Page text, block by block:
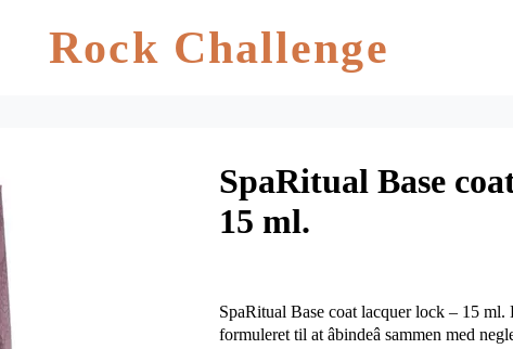
Rock Challenge
SpaRitual Base
15 ml.
SpaRitual Base coat lacquer lock – 15 ml.
formuleret til at âbindeâ sammen med